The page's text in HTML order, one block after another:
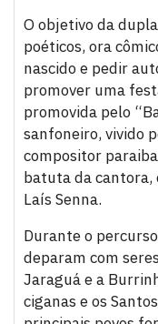
O objetivo da
poéticos, ora
nascido e pedir
promover uma
promovida pelo
sanfoneiro, vivido
compositor
batuta da
Laís Senna.
Durante o
deparam com
Jaraguá e a
ciganas e os